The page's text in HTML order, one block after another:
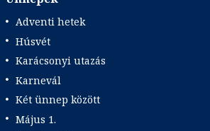
Adventi hetek
Húsvét
Karácsonyi utazás
Karnevál
Két ünnep között
Május 1.